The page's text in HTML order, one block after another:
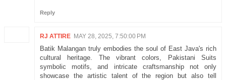
Reply
RJ ATTIRE MAY 28, 2025, 7:50:00 PM
Batik Malangan truly embodies the soul of East Java's rich
cultural heritage. The vibrant colors, Pakistani Suits
symbolic motifs, and intricate craftsmanship not only
showcase the artistic talent of the region but also tell